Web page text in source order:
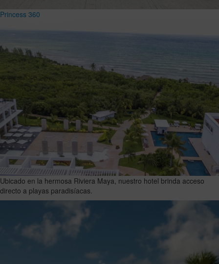
Princess 360
Ubicado en la hermosa Riviera Maya, nuestro hotel brinda acceso
directo a playas paradisíacas.